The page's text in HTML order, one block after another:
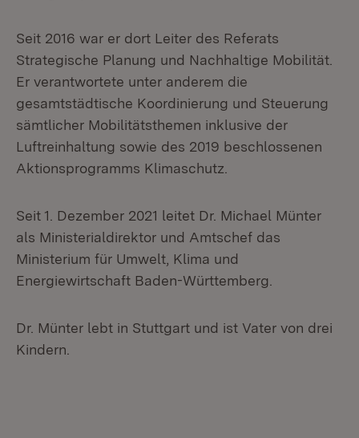
Seit 2016 war er dort Leiter des Referats
Strategische Planung und Nachhaltige Mobilität.
Er verantwortete unter anderem die
gesamtstädtische Koordinierung und Steuerung
sämtlicher Mobilitätsthemen inklusive der
Luftreinhaltung sowie des 2019 beschlossenen
Aktionsprogramms Klimaschutz.
Seit 1. Dezember 2021 leitet Dr. Michael Münter
als Ministerialdirektor und Amtschef das
Ministerium für Umwelt, Klima und
Energiewirtschaft Baden-Württemberg.
Dr. Münter lebt in Stuttgart und ist Vater von drei
Kindern.